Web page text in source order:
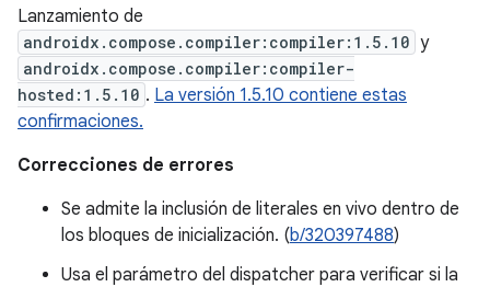
Lanzamiento de
androidx.compose.compiler:compiler:1.5.10 y
androidx.compose.compiler:compiler-
hosted:1.5.10 . La versión 1.5.10 contiene estas
confirmaciones.
Correcciones de errores
Se admite la inclusión de literales en vivo dentro de
los bloques de inicialización. (b/320397488)
Usa el parámetro del dispatcher para verificar si la